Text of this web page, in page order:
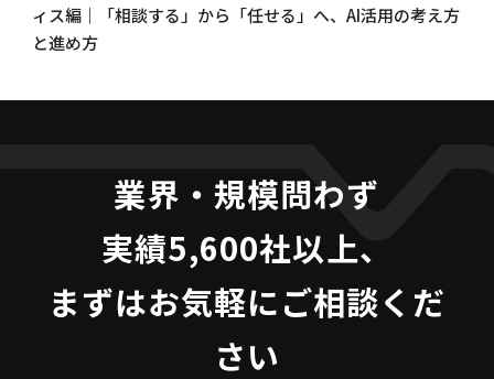
ィス編｜「相談する」から「任せる」へ、AI活用の考え方
と進め方
業界・規模問わず
実績5,600社以上、
まずはお気軽にご相談くだ
さい